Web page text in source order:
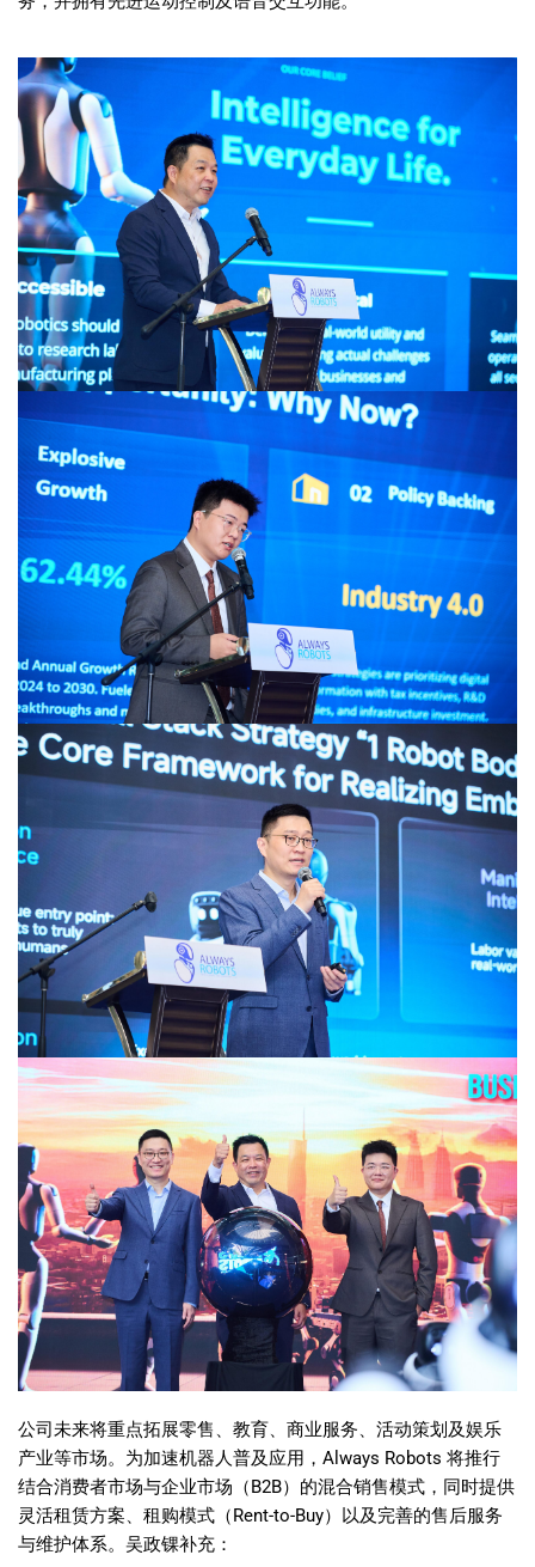
公司未来将重点拓展零售、教育、商业服务、活动策划及娱乐
产业等市场。为加速机器人普及应用，Always Robots 将推行
结合消费者市场与企业市场（B2B）的混合销售模式，同时提供
灵活租赁方案、租购模式（Rent-to-Buy）以及完善的售后服务
与维护体系。吴政锞补充：